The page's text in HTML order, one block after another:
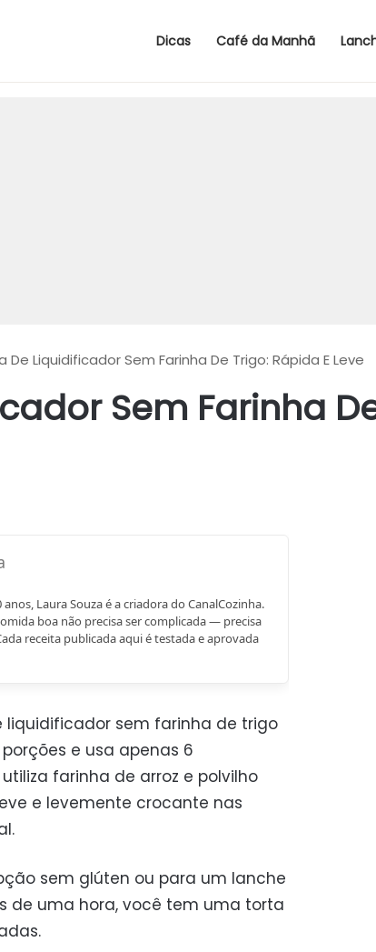
Dicas Café da Manhã
De Liquidificador Sem Farinha De Trigo: Rápida E Leve
Sem Farinha
Laura Souza é a criadora do CanalCozinha.
boa não precisa ser complicada — precisa
receita publicada aqui é testada e aprovada
sem farinha de trigo
e usa apenas 6
farinha de arroz e polvilho
e levemente crocante nas
sem glúten ou para um lanche
de uma hora, você tem uma torta